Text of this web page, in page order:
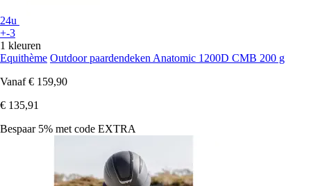
24u
+-3
1 kleuren
Equithème Outdoor paardendeken Anatomic 1200D CMB 200 g
Vanaf € 159,90
€ 135,91
Bespaar 5% met code EXTRA